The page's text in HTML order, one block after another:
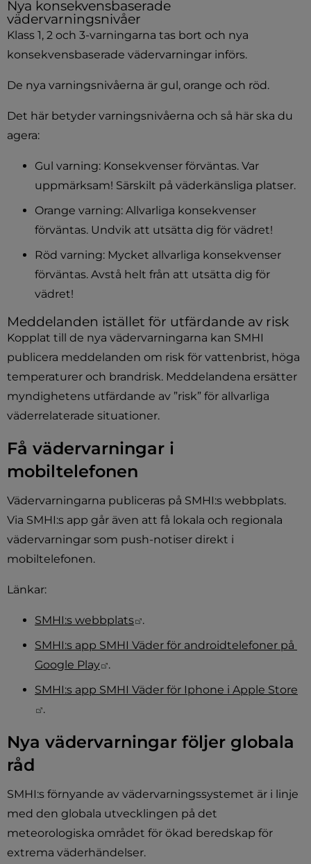
Nya konsekvensbaserade
vädervarningsnivåer
Klass 1, 2 och 3-varningarna tas bort och nya
konsekvensbaserade vädervarningar införs.
De nya varningsnivåerna är gul, orange och röd.
Det här betyder varningsnivåerna och så här ska du
agera:
Gul varning: Konsekvenser förväntas. Var
uppmärksam! Särskilt på väderkänsliga platser.
Orange varning: Allvarliga konsekvenser
förväntas. Undvik att utsätta dig för vädret!
Röd varning: Mycket allvarliga konsekvenser
förväntas. Avstå helt från att utsätta dig för
vädret!
Meddelanden istället för utfärdande av risk
Kopplat till de nya vädervarningarna kan SMHI
publicera meddelanden om risk för vattenbrist, höga
temperaturer och brandrisk. Meddelandena ersätter
myndighetens utfärdande av ”risk” för allvarliga
väderrelaterade situationer.
Få vädervarningar i
mobiltelefonen
Vädervarningarna publiceras på SMHI:s webbplats.
Via SMHI:s app går även att få lokala och regionala
vädervarningar som push-notiser direkt i
mobiltelefonen.
Länkar:
SMHI:s webbplats Länk till annan webbplats.
.
SMHI:s app SMHI Väder för androidtelefoner på
Google Play
Länk till annan webbplats.
.
SMHI:s app SMHI Väder för Iphone i Apple Store
Länk till annan webbplats.
.
Nya vädervarningar följer globala
råd
SMHI:s förnyande av vädervarningssystemet är i linje
med den globala utvecklingen på det
meteorologiska området för ökad beredskap för
extrema väderhändelser.